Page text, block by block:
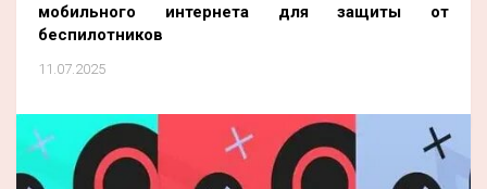
мобильного интернета для защиты от
беспилотников
11.07.2025